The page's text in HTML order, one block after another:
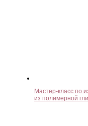
Мастер-класс по
из полимерной